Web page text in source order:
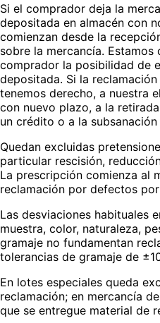
Si el comprador deja la
depositada en almacén con
comienzan desde la
sobre la mercancía. Estamos
comprador la posibilidad de
depositada. Si la
tenemos derecho, a nuestra
con nuevo plazo, a la
un crédito o a la
Quedan excluidas
particular rescisión,
La prescripción comienza al
reclamación por defectos
Las desviaciones habituales
muestra, color, naturaleza,
gramaje no fundamentan
tolerancias de gramaje de
En lotes especiales queda
reclamación; en mercancía
que se entregue material de